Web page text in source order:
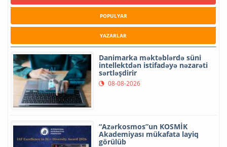
POPULYAR
YAZARLAR
Danimarka məktəblərdə süni
intellektdən istifadəyə nəzarəti
sərtləşdirir
08-08-2026
“Azərkosmos”un KOSMİK
Akademiyası mükafata layiq
görülüb